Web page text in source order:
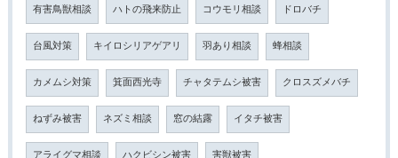
有害鳥獣相談 ハトの飛来防止 コウモリ相談 ドロバチ
台風対策 キイロシリアゲアリ 羽あり相談 蜂相談
カメムシ対策 箕面西光寺 チャタテムシ被害 クロスズメバチ
ねずみ被害 ネズミ相談 窓の結露 イタチ被害